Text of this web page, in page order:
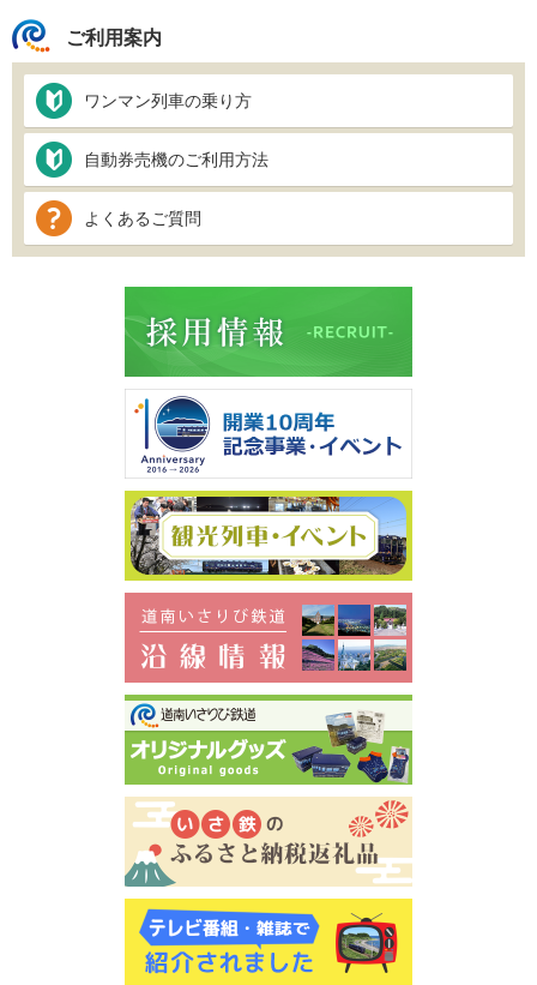
ご利用案内
ワンマン列車の乗り方
自動券売機のご利用方法
よくあるご質問